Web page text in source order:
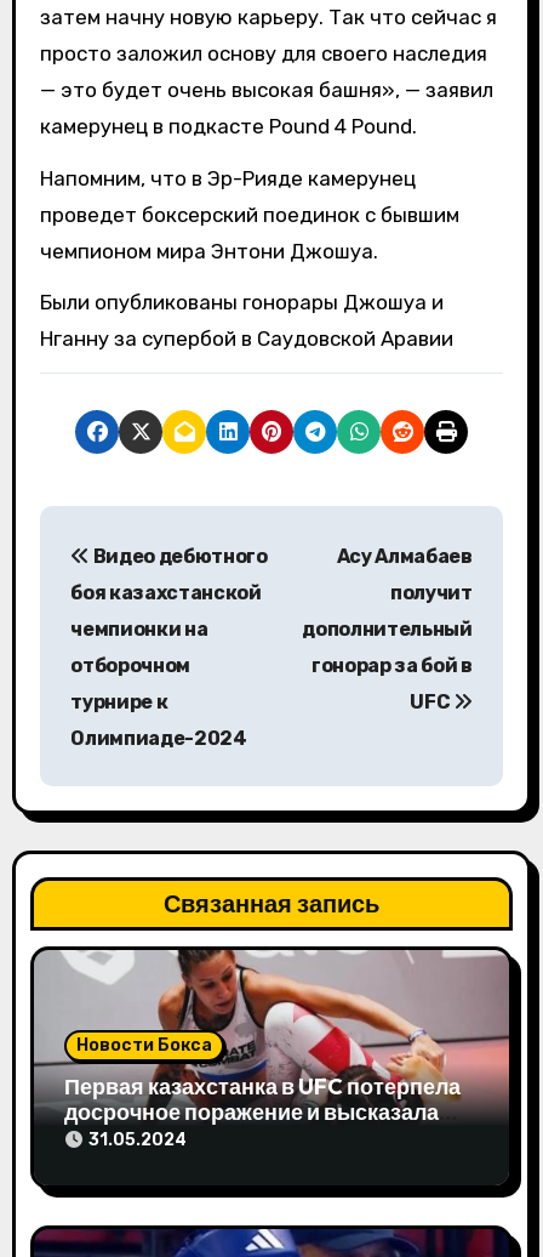
затем начну новую карьеру. Так что сейчас я
просто заложил основу для своего наследия
— это будет очень высокая башня», — заявил
камерунец в подкасте Pound 4 Pound.
Напомним, что в Эр-Рияде камерунец
проведет боксерский поединок с бывшим
чемпионом мира Энтони Джошуа.
Были опубликованы гонорары Джошуа и
Нганну за супербой в Саудовской Аравии
Н
а
ц
и
я
з
а
п
и
Видео дебютного
боя казахстанской
чемпионки на
отборочном
турнире к
Олимпиаде-2024
Асу Алмабаев
получит
дополнительный
гонорар за бой в
UFC
Связанная запись
Новости Бокса
Первая казахстанка в UFC потерпела
досрочное поражение и высказала
свое мнение
31.05.2024